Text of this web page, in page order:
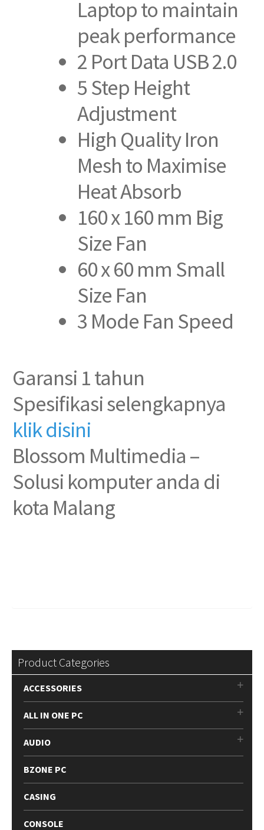
Laptop to maintain
peak performance
2 Port Data USB 2.0
5 Step Height
Adjustment
High Quality Iron
Mesh to Maximise
Heat Absorb
160 x 160 mm Big
Size Fan
60 x 60 mm Small
Size Fan
3 Mode Fan Speed
Garansi 1 tahun
Spesifikasi selengkapnya
klik disini
Blossom Multimedia –
Solusi komputer anda di
kota Malang
Product Categories
ACCESSORIES
ALL IN ONE PC
AUDIO
BZONE PC
CASING
CONSOLE